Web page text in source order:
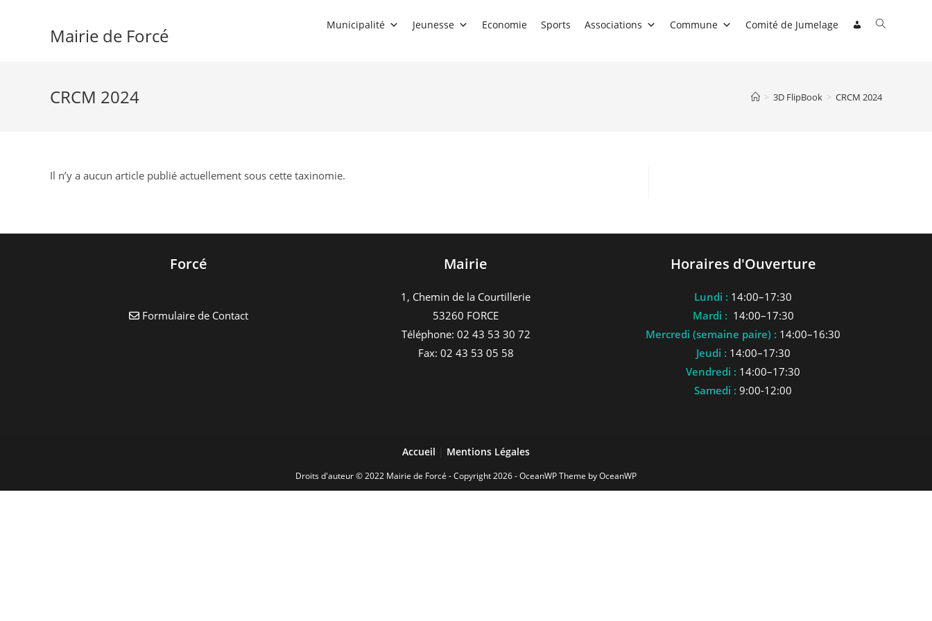
Mairie de Forcé Municipalité Jeunesse Economie Sports Associations Commune Comité de Jumelage Toggle
CRCM 2024 > 3D FlipBook > CRCM 2024
Il n’y a aucun article publié actuellement sous cette taxinomie.
Forcé
Formulaire de Contact
Mairie
1, Chemin de la Courtillerie
53260 FORCE
Téléphone: 02 43 53 30 72
Fax: 02 43 53 05 58
Horaires d'Ouverture
Lundi : 14:00–17:30
Mardi : 14:00–17:30
Mercredi (semaine paire) : 14:00–16:30
Jeudi : 14:00–17:30
Vendredi : 14:00–17:30
Samedi : 9:00-12:00
Accueil Mentions Légales
Droits d'auteur © 2022 Mairie de Forcé - Copyright 2026 - OceanWP Theme by OceanWP